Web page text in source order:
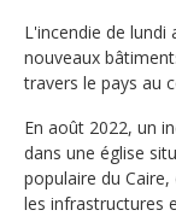
L'incendie de lundi
nouveaux
travers le pays au
En août 2022, un
dans une église
populaire du
les infrastructures